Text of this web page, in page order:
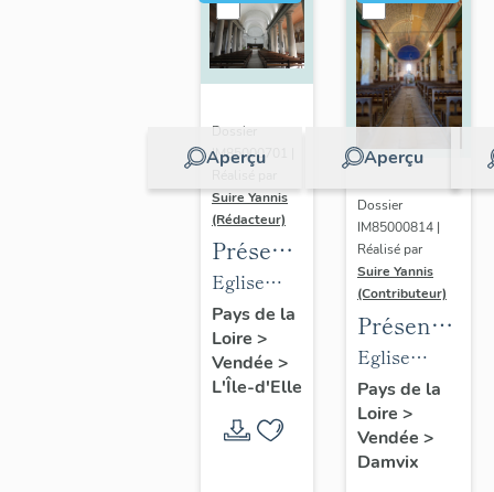
Aperçu
Dossier
IM85000701 |
Suire Yannis
(Rédacteur)
Présentation
des
objets
mobiliers
de
de L'Île-
Eglise
paroissiale
Saint-
Hilaire de
Pays de la
Loire >
Vendée >
L'Île-d'Elle
Aperçu
Dossier
IM85000814 |
Réalisé par
Suire Yannis
(Contributeur)
Présentation
des
objets
mobiliers
de
Eglise
paroissiale
Saint-Guy
de Damvix
Pays de la
Loire >
Vendée >
Damvix